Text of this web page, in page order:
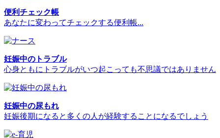
便利チェック帳
あなたに変わってチェックする便利帳...
妊娠中のトラブル
心身ともにトラブルがいつ起こっても不思議ではありません
妊娠中の尿もれ
妊娠後期になると多くの人が経験することになるでしょう